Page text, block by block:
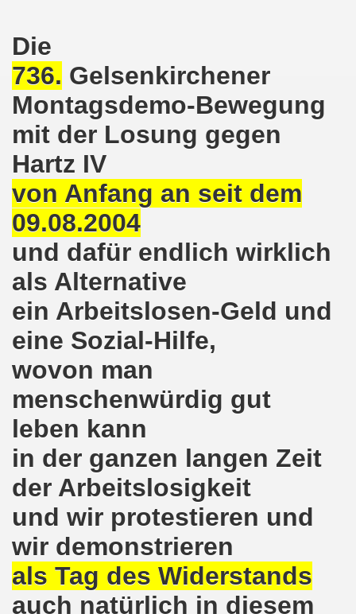
Die
736. Gelsenkirchener
Montagsdemo-Bewegung
mit der Losung gegen
Hartz IV
von Anfang an seit dem
09.08.2004
und dafür endlich wirklich
als Alternative
ein Arbeitslosen-Geld und
eine Sozial-Hilfe,
wovon man
menschenwürdig gut
leben kann
in der ganzen langen Zeit
der Arbeitslosigkeit
und wir protestieren und
wir demonstrieren
als Tag des Widerstands
auch natürlich in diesem
gleichermaßen bekämpfen am 28.03.2022 auf
Montagsdemo-Bewegung - stärken wir
am 14.03.2022: Wir müssen alles tun, um
Montagsdemo-Bewegung am 14.03.2022 - stärken wir
am 28.02.2022 - breiter Protest und breiter
ruft auf am 28.02.2022 zum Tag des
Bewegung am 14. Februar 2022 in der Innenstadt
der 740. Gelsenkirchener Montagsdemo-Bewegung
macht im neuen Jahr 2022 am 10.01.2022
am 13.12.2021 nimmt Ampel-Koalition unter
am 06.12.2021 in Halle an der Saale Contra
Bewegung am 08.11.2021 im Zeichen des Kampfs zur
Armut und auch gegen Arbeitsplatzvernichtung stand
die Abwälzung der Krisenlasten auf unserem
in Gelsenkirchenen-Buer am 11.10.2021
Gelsenkirchener Montagsdemo-Bewegung am
auch wieder für die Landesliste der